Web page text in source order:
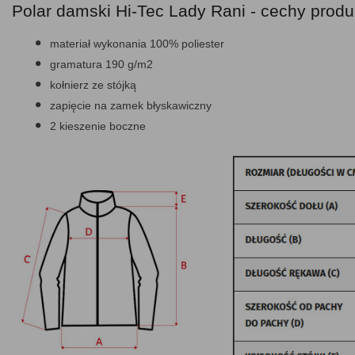
Polar damski Hi-Tec Lady Rani - cechy
materiał wykonania 100% poliester
gramatura 190 g/m2
kołnierz ze stójką
zapięcie na zamek błyskawiczny
2 kieszenie boczne